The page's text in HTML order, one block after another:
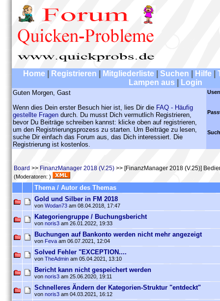
Home Registrieren Mitgliederliste Suchen Hilfe
Lampen aus
Login
Guten Morgen, Gast
Wenn dies Dein erster Besuch hier ist, lies Dir die FAQ - Häufig
gestellte Fragen durch. Du musst Dich vermutlich Registrieren,
bevor Du Beiträge schreiben kannst: klicke oben auf registrieren,
um den Registrierungsprozess zu starten. Um Beiträge zu lesen,
suche Dir einfach das Forum aus, das Dich interessiert. Die
Registrierung ist kostenlos.
Board >> FinanzManager 2018 (V.25) >> [FinanzManager 2018 (V.25)]
(Moderatoren: )
Thema / Autor des Themas
Gold und Silber in FM 2018
von Wodan73 am 08.04.2018, 17:47
Kategoriengruppe / Buchungsbericht
von noris3 am 26.01.2022, 19:33
Buchungen auf Bankonto werden nicht mehr angezeigt
von Feva am 06.07.2021, 12:04
Solved Fehler "EXCEPTION....
von TheAdmin am 05.04.2021, 13:10
Bericht kann nicht gespeichert werden
von noris3 am 25.06.2020, 19:11
Schnelleres Ändern der Kategorien-Struktur "entdeckt"
von noris3 am 04.03.2021, 16:12